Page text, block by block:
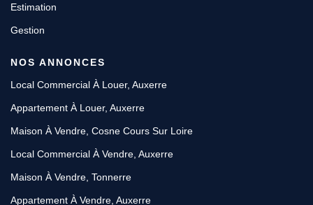
Estimation
Gestion
NOS ANNONCES
Local Commercial À Louer, Auxerre
Appartement À Louer, Auxerre
Maison À Vendre, Cosne Cours Sur Loire
Local Commercial À Vendre, Auxerre
Maison À Vendre, Tonnerre
Appartement À Vendre, Auxerre